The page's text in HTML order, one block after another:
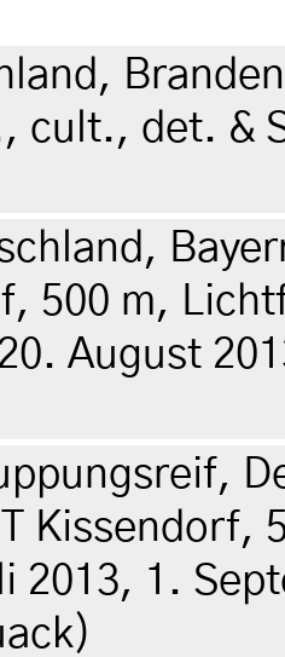
cult., det. &
500 m,
August
Kissendorf,
2013, 1.